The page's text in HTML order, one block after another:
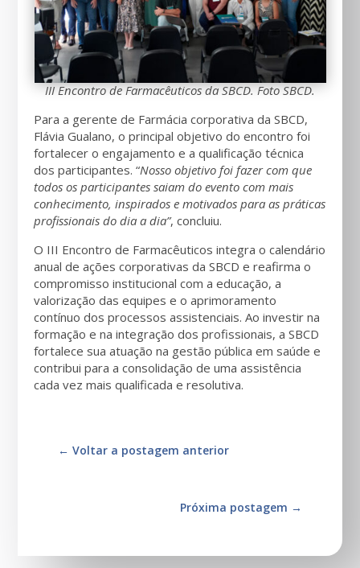
III Encontro de Farmacêuticos da SBCD. Foto SBCD.
Para a gerente de Farmácia corporativa da SBCD,
Flávia Gualano, o principal objetivo do encontro foi
fortalecer o engajamento e a qualificação técnica
dos participantes. “Nosso objetivo foi fazer com que
todos os participantes saiam do evento com mais
conhecimento, inspirados e motivados para as práticas
profissionais do dia a dia”, concluiu.
O III Encontro de Farmacêuticos integra o calendário
anual de ações corporativas da SBCD e reafirma o
compromisso institucional com a educação, a
valorização das equipes e o aprimoramento
contínuo dos processos assistenciais. Ao investir na
formação e na integração dos profissionais, a SBCD
fortalece sua atuação na gestão pública em saúde e
contribui para a consolidação de uma assistência
cada vez mais qualificada e resolutiva.
←Voltar a postagem anterior
Próxima postagem →